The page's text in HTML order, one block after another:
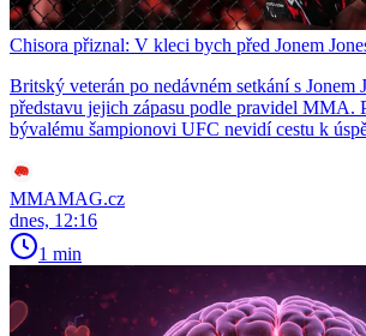
Chisora přiznal: V kleci bych před Jonem
Britský veterán po nedávném setkání s Jonem
představu jejich zápasu podle pravidel MMA.
bývalému šampionovi UFC nevidí cestu k
MMAMAG.cz
dnes, 12:16
1 min